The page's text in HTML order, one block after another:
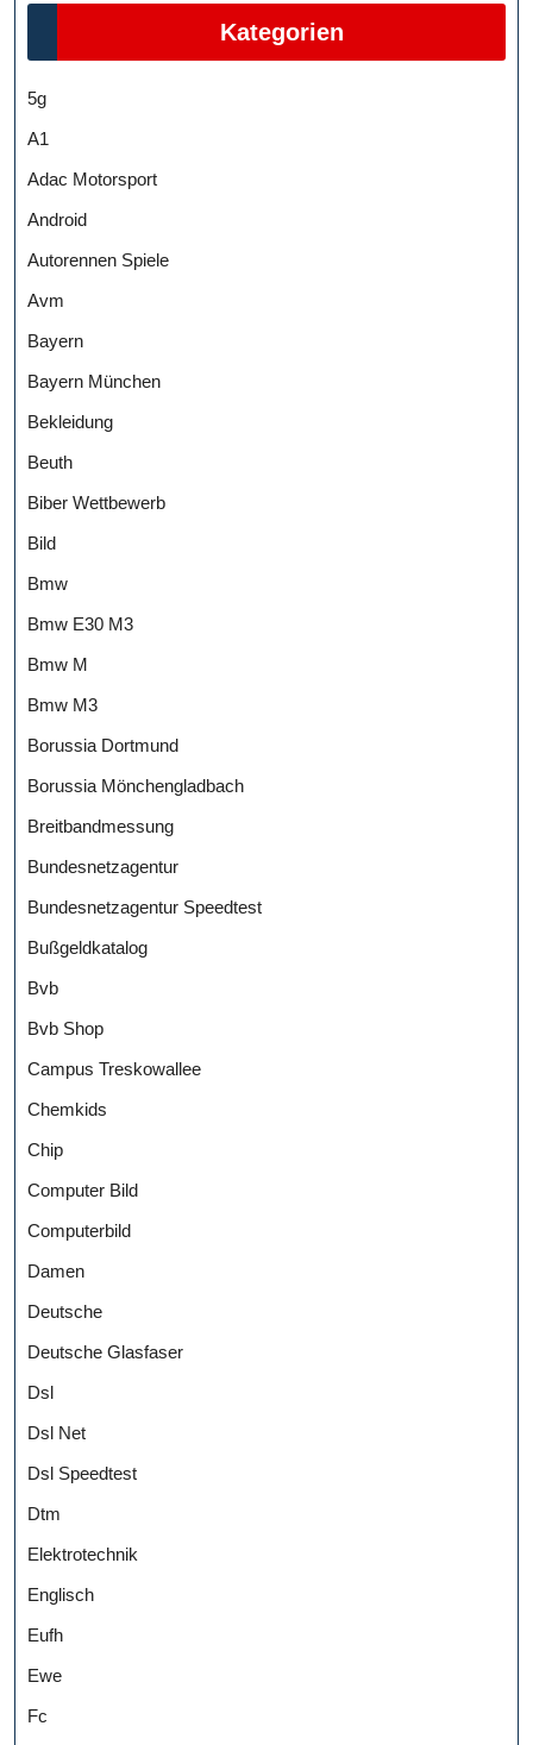
Kategorien
5g
A1
Adac Motorsport
Android
Autorennen Spiele
Avm
Bayern
Bayern München
Bekleidung
Beuth
Biber Wettbewerb
Bild
Bmw
Bmw E30 M3
Bmw M
Bmw M3
Borussia Dortmund
Borussia Mönchengladbach
Breitbandmessung
Bundesnetzagentur
Bundesnetzagentur Speedtest
Bußgeldkatalog
Bvb
Bvb Shop
Campus Treskowallee
Chemkids
Chip
Computer Bild
Computerbild
Damen
Deutsche
Deutsche Glasfaser
Dsl
Dsl Net
Dsl Speedtest
Dtm
Elektrotechnik
Englisch
Eufh
Ewe
Fc